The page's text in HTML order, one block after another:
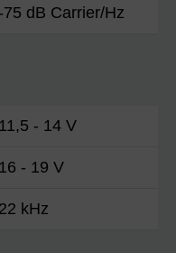
-75 dB Carrier/Hz
11,5 - 14 V
16 - 19 V
22 kHz